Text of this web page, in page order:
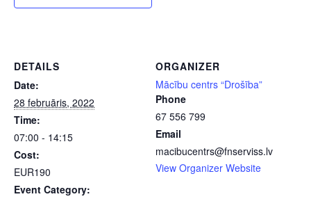
DETAILS
Date:
28 februāris, 2022
Time:
07:00 - 14:15
Cost:
EUR190
Event Category:
ORGANIZER
Mācību centrs “Drošība”
Phone
67 556 799
Email
macibucentrs@fnserviss.lv
View Organizer Website